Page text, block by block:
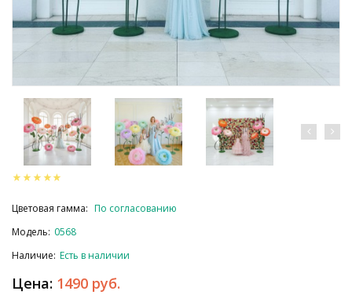
Цветовая гамма: По согласованию
Модель: 0568
Наличие: Есть в наличии
Цена: 1490 руб.